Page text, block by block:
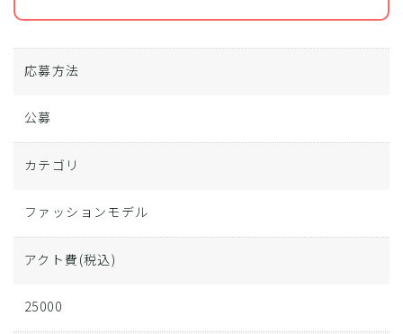
応募方法
公募
カテゴリ
ファッションモデル
アクト費 (税込)
25000